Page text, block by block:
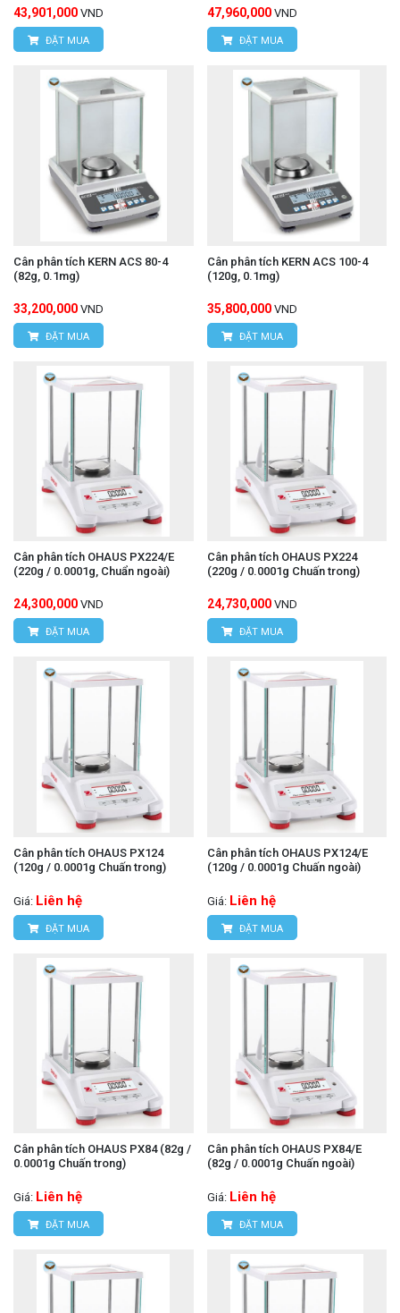
43,901,000 VND
ĐẶT MUA
47,960,000 VND
ĐẶT MUA
Cân phân tích KERN ACS 80-4
(82g, 0.1mg)
33,200,000 VND
ĐẶT MUA
Cân phân tích KERN ACS 100-4
(120g, 0.1mg)
35,800,000 VND
ĐẶT MUA
Cân phân tích OHAUS PX224/E
(220g / 0.0001g, Chuẩn ngoài)
24,300,000 VND
ĐẶT MUA
Cân phân tích OHAUS PX224
(220g / 0.0001g Chuấn trong)
24,730,000 VND
ĐẶT MUA
Cân phân tích OHAUS PX124
(120g / 0.0001g Chuấn trong)
Giá: Liên hệ
ĐẶT MUA
Cân phân tích OHAUS PX124/E
(120g / 0.0001g Chuấn ngoài)
Giá: Liên hệ
ĐẶT MUA
Cân phân tích OHAUS PX84 (82g /
0.0001g Chuấn trong)
Giá: Liên hệ
ĐẶT MUA
Cân phân tích OHAUS PX84/E
(82g / 0.0001g Chuấn ngoài)
Giá: Liên hệ
ĐẶT MUA